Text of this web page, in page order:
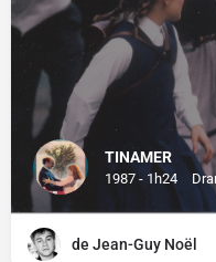
TINAMER
1987 - 1h24
de Jean-Guy Noël